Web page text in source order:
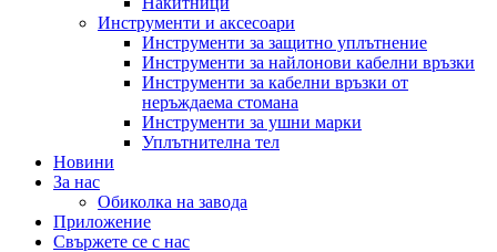
Инструменти и аксесоари
Инструменти за защитно уплътнение
Инструменти за найлонови кабелни връзки
Инструменти за кабелни връзки от
неръждаема стомана
Инструменти за ушни марки
Уплътнителна тел
Новини
За нас
Обиколка на завода
Приложение
Свържете се с нас